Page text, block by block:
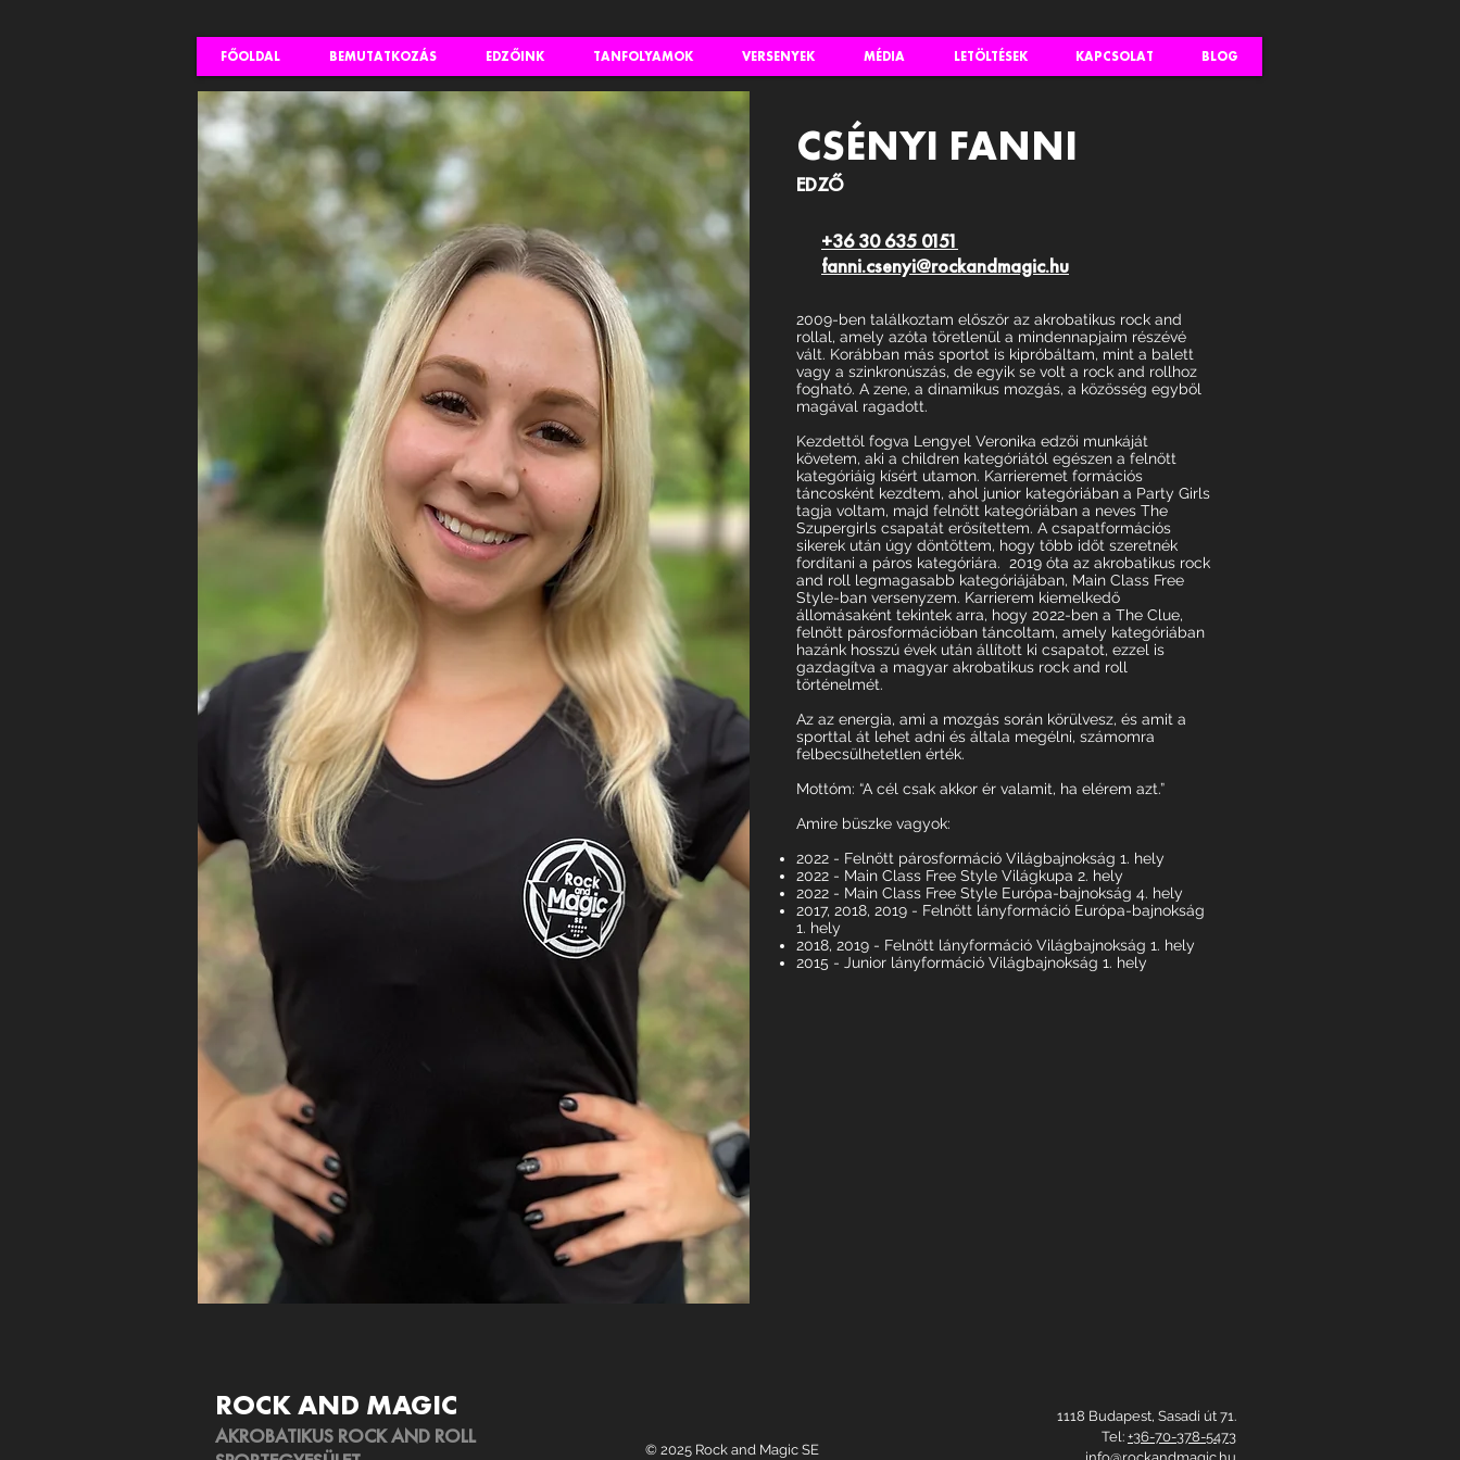
FŐOLDAL BEMUTATKOZÁS EDZŐINK TANFOLYAMOK VERSENYEK MÉDIA LETÖLTÉSEK KAPCSOLAT BLOG
CSÉNYI FANNI
EDZŐ
+36 30 635 0151
fanni.csenyi@rockandmagic.hu
2009-ben találkoztam először az akrobatikus rock and
rollal, amely azóta töretlenül a mindennapjaim részévé
vált. Korábban más sportot is kipróbáltam, mint a balett
vagy a szinkronúszás, de egyik se volt a rock and rollhoz
fogható. A zene, a dinamikus mozgás, a közösség egyből
magával ragadott.
Kezdettől fogva Lengyel Veronika edzői munkáját
követem, aki a children kategóriától egészen a felnőtt
kategóriáig kísért utamon. Karrieremet formációs
táncosként kezdtem, ahol junior kategóriában a Party Girls
tagja voltam, majd felnőtt kategóriában a neves The
Szupergirls csapatát erősítettem. A csapatformációs
sikerek után úgy döntöttem, hogy több időt szeretnék
fordítani a páros kategóriára. 2019 óta az akrobatikus rock
and roll legmagasabb kategóriájában, Main Class Free
Style-ban versenyzem. Karrierem kiemelkedő
állomásaként tekintek arra, hogy 2022-ben a The Clue,
felnőtt párosformációban táncoltam, amely kategóriában
hazánk hosszú évek után állított ki csapatot, ezzel is
gazdagítva a magyar akrobatikus rock and roll
történelmét.
Az az energia, ami a mozgás során körülvesz, és amit a
sporttal át lehet adni és általa megélni, számomra
felbecsülhetetlen érték.
Mottóm: “A cél csak akkor ér valamit, ha elérem azt.”
Amire büszke vagyok:
2022 - Felnőtt párosformáció Világbajnokság 1. hely
2022 - Main Class Free Style Világkupa 2. hely
2022 - Main Class Free Style Európa-bajnokság 4. hely
2017, 2018, 2019 - Felnőtt lányformáció Európa-bajnokság
1. hely
2018, 2019 - Felnőtt lányformáció Világbajnokság 1. hely
2015 - Junior lányformáció Világbajnokság 1. hely
ROCK AND MAGIC
AKROBATIKUS ROCK AND ROLL
© 2025 Rock and Magic SE
1118 Budapest, Sasadi út 71.
Tel: +36-70-378-5473